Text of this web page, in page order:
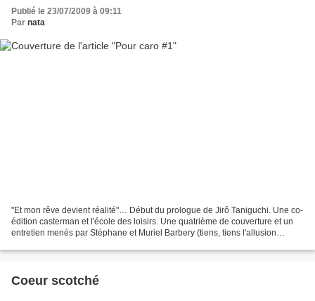
Publié le 23/07/2009 à 09:11
Par nata
"Et mon rêve devient réalité"… Début du prologue de Jirô Taniguchi. Une co-
édition casterman et l'école des loisirs. Une quatrième de couverture et un
entretien menés par Stéphane et Muriel Barbery (tiens, tiens l'allusion
Coeur scotché